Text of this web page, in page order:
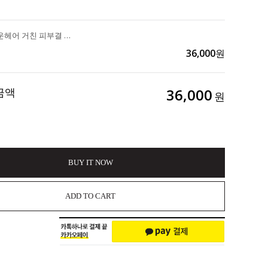
착색 인그로운헤어 거친 피부결 묵은 각질까지 샤워 한 번으로 관리 가능한 올인원 바디케어 "아윌미백 글로우 크림 투 폼 스크럽" 3ea 50,700>>36,000
36,000원
액 36,000 원
BUY IT NOW
ADD TO CART